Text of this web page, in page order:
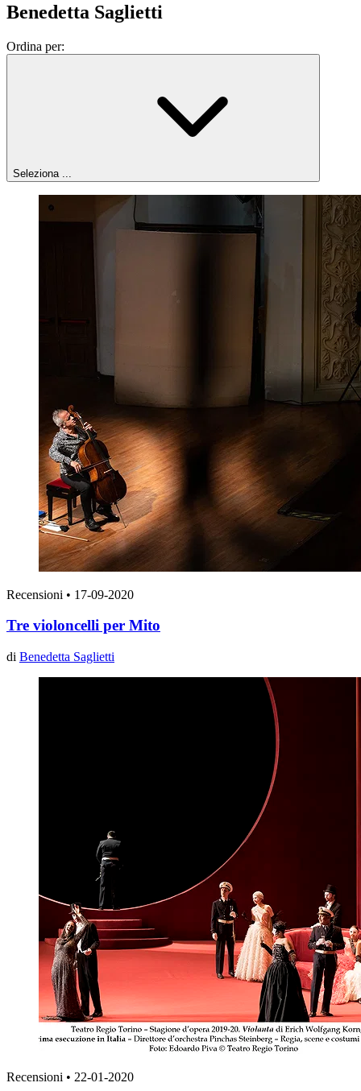
Benedetta Saglietti
Ordina per:
Seleziona ...
Recensioni • 17-09-2020
Tre violoncelli per Mito
di Benedetta Saglietti
Recensioni • 22-01-2020